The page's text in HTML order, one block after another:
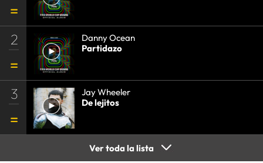
2
Danny Ocean
Partidazo
3
Jay Wheeler
De lejitos
Ver toda la lista